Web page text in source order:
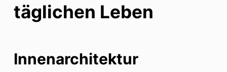
täglichen Leben
Innenarchitektur